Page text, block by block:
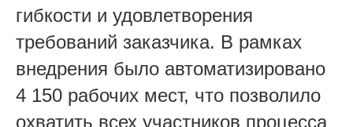
гибкости и удовлетворения
требований заказчика. В рамках
внедрения было автоматизировано
4 150 рабочих мест, что позволило
охватить всех участников процесса